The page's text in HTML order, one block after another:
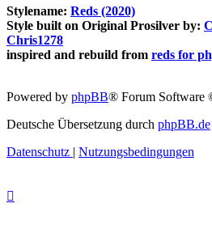
Stylename: Reds (2020)
Style built on Original Prosilver by:
Chris1278
inspired and rebuild from reds for
Powered by phpBB® Forum Software
Deutsche Übersetzung durch phpBB.de
Datenschutz | Nutzungsbedingungen